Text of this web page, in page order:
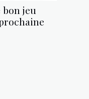
jeu